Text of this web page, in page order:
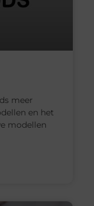
meer
en het
modellen